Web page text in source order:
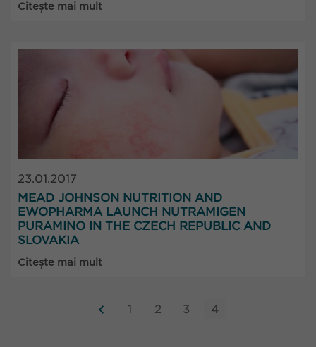
Citește mai mult
23.01.2017
MEAD JOHNSON NUTRITION AND
EWOPHARMA LAUNCH NUTRAMIGEN
PURAMINO IN THE CZECH REPUBLIC AND
SLOVAKIA
Citește mai mult
1 2 3 4